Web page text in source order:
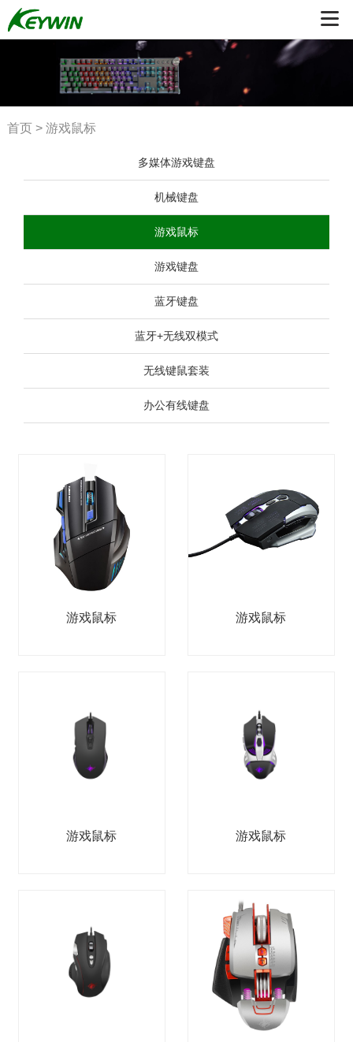
首页> 游戏鼠标
多媒体游戏键盘
机械键盘
游戏鼠标
游戏键盘
蓝牙键盘
蓝牙+无线双模式
无线键鼠套装
办公有线键盘
游戏鼠标 游戏鼠标
游戏鼠标 游戏鼠标